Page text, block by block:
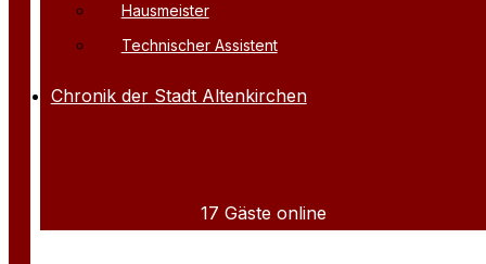
Hausmeister
Technischer Assistent
Chronik der Stadt Altenkirchen
17 Gäste online